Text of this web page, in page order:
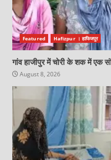
Featured Hafizpur । हाफिजपुर
गांव हाजीपुर में चोरी के शक में एक
August 8, 2026